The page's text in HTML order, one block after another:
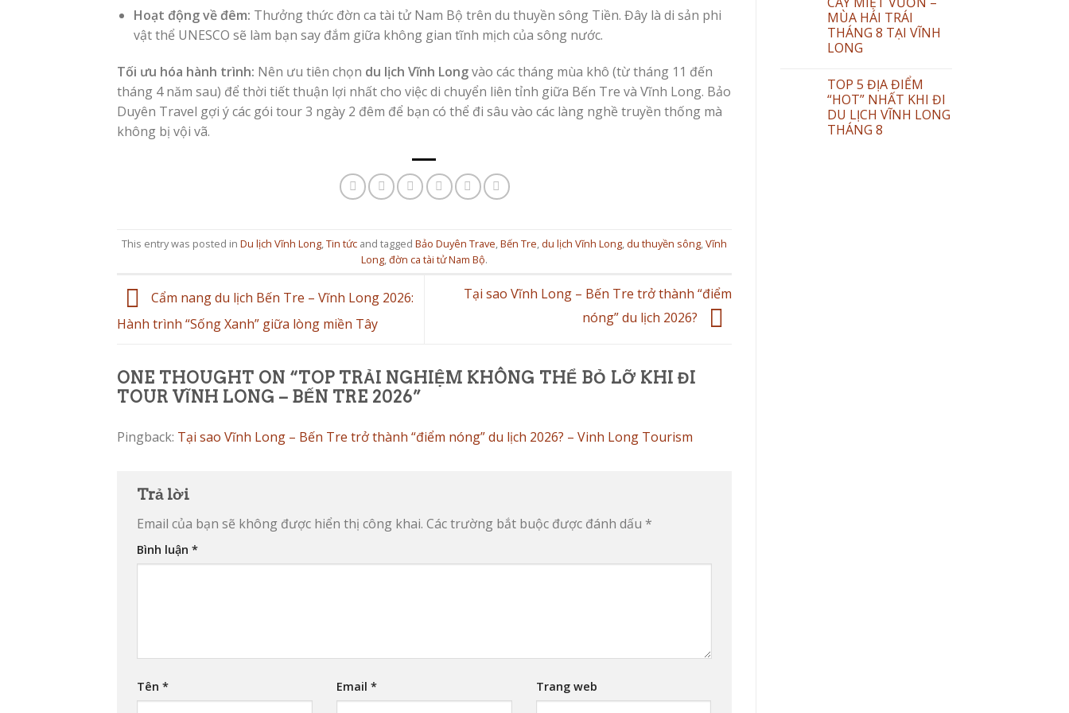
Hoạt động về đêm: Thưởng thức đờn ca tài tử Nam Bộ trên du thuyền sông Tiền. Đây là di sản phi
vật thể UNESCO sẽ làm bạn say đắm giữa không gian tĩnh mịch của sông nước.
Tối ưu hóa hành trình: Nên ưu tiên chọn du lịch Vĩnh Longvào các tháng mùa khô (từ tháng 11 đến
tháng 4 năm sau) để thời tiết thuận lợi nhất cho việc di chuyển liên tỉnh giữa Bến Tre và Vĩnh Long. Bảo
Duyên Travel gợi ý các gói tour 3 ngày 2 đêm để bạn có thể đi sâu vào các làng nghề truyền thống mà
không bị vội vã.
This entry was posted in Du lịch Vĩnh Long, Tin tứcand tagged Bảo Duyên Trave Bến Tre du lịch Vĩnh Long, du thuyền sông, Vĩnh
Long, đờn ca tài tử Nam Bộ.
Cẩm nang du lịch Bến Tre – Vĩnh Long 2026:
Hành trình “Sống Xanh” giữa lòng miền Tây
Tại sao Vĩnh Long – Bến Tre trở thành “điểm
nóng” du lịch 2026?
ONE THOUGHT ON “TOP TRẢI NGHIỆM KHÔNG THỂ BỎ LỠ KHI ĐI
TOUR VĨNH LONG – BẾN TRE 2026”
Pingback: Tại sao Vĩnh Long – Bến Tre trở thành “điểm nóng” du lịch 2026? – Vinh Long Tourism
Trả lời
Email của bạn sẽ không được hiển thị công khai. Các trường bắt buộc được đánh dấu *
Bình luận *
Tên * Email * Trang web
MÙA HÁI TRÁI
THÁNG 8 TẠI VĨNH
LONG
TOP 5 ĐỊA ĐIỂM
“HOT” NHẤT KHI ĐI
DU LỊCH VĨNH LONG
THÁNG 8